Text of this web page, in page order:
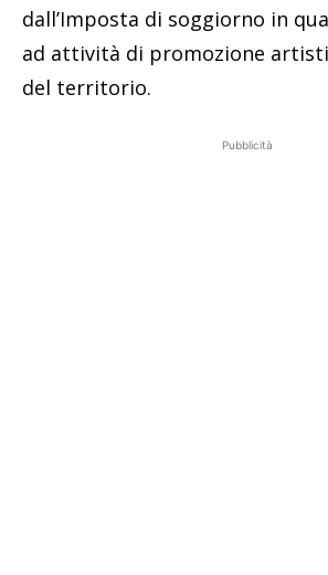
dall’Imposta di soggiorno in
ad attività di promozione
del territorio.
Pubblicità